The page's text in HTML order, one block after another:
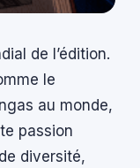
de l’édition.
le
au monde,
passion
diversité,